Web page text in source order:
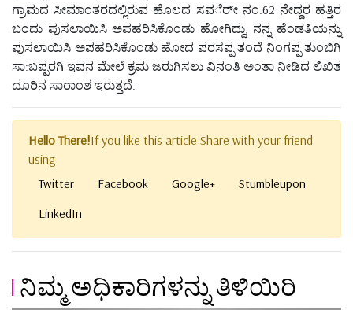
ಗ್ರಾಮದ ಸೀಮಾಂತರದಲ್ಲಿರುವ ಹೊಲದ ಸವರ್ೇ ನಂ:62 ನೇದ್ದರ ಹತ್ತಿರ
ಬಂದು ಪುಸಲಾಯಿಸಿ ಅಪಹರಿಸಿಕೊಂಡು ಹೋಗಿದ್ದು, ನನ್ನ ಹೆಂಡತಿಯನ್ನು
ಪುಸಲಾಯಿಸಿ ಅಪಹರಿಸಿಕೊಂಡು ಹೋದ ಪರಸಪ್ಪ ತಂದೆ ನಿಂಗಪ್ಪ ತುಂಬಿಗಿ
ಸಾ:ಬಪ್ಪರಗಿ ಇವನ ಮೇಲೆ ಕ್ರಮ ಜರುಗಿಸಲು ವಿನಂತಿ ಅಂತಾ ನೀಡಿದ ಲಿಖಿತ
ದೂರಿನ ಸಾರಾಂಶ ಇರುತ್ತದೆ.
Hello There!If you like this article Share with your friend
using
Twitter
Facebook Google+
Stumbleupon
LinkedIn
ನಿಮ್ಮ ಅಧಿಕಾರಿಗಳನ್ನು ತಿಳಿಯಿರಿ